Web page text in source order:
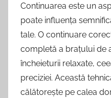
Continuarea este un
poate influența
tale. O continuare
completă a brațului de
încheieturii relaxate,
preciziei. Această
călătorește pe calea